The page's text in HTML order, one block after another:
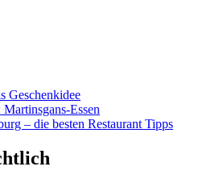
Geschenkidee
Essen
– die besten Restaurant Tipps